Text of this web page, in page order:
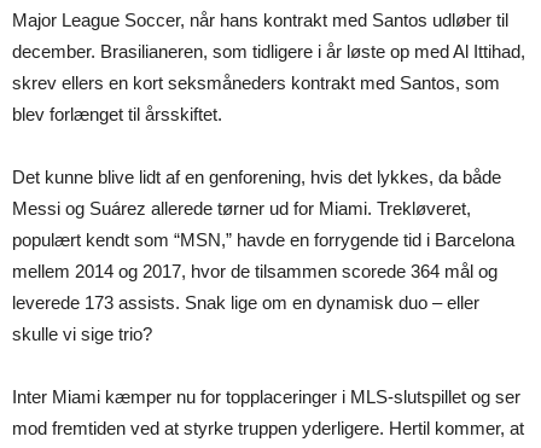
Major League Soccer, når hans kontrakt med Santos udløber til
december. Brasilianeren, som tidligere i år løste op med Al Ittihad,
skrev ellers en kort seksmåneders kontrakt med Santos, som
blev forlænget til årsskiftet.
Det kunne blive lidt af en genforening, hvis det lykkes, da både
Messi og Suárez allerede tørner ud for Miami. Trekløveret,
populært kendt som “MSN,” havde en forrygende tid i Barcelona
mellem 2014 og 2017, hvor de tilsammen scorede 364 mål og
leverede 173 assists. Snak lige om en dynamisk duo – eller
skulle vi sige trio?
Inter Miami kæmper nu for topplaceringer i MLS-slutspillet og ser
mod fremtiden ved at styrke truppen yderligere. Hertil kommer, at